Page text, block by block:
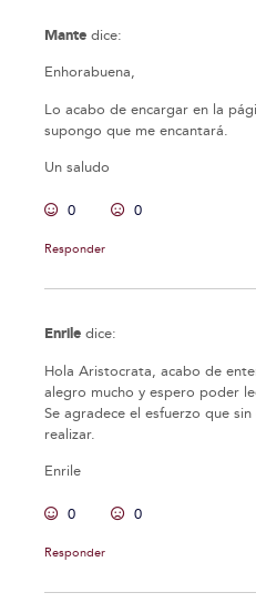
Mante dice:
Enhorabuena,
Lo acabo de encargar en la
supongo que me encantará.
Un saludo
0 0
Responder
Enrile dice:
Hola Aristocrata, acabo de
alegro mucho y espero poder
Se agradece el esfuerzo que
realizar.
Enrile
0 0
Responder